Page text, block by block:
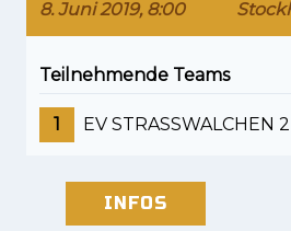
8. Juni 2019, 8:00
Teilnehmende Teams
1 EV STRASSWALCHEN 2
INFOS